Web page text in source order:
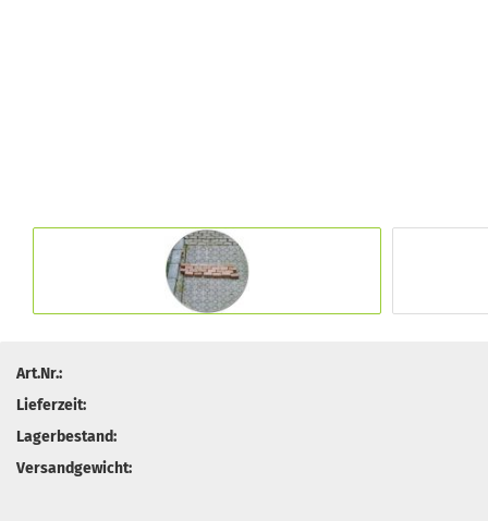
Art.Nr.:
Lieferzeit:
Lagerbestand:
Versandgewicht: